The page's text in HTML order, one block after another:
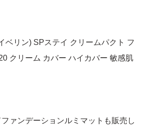
ベリン) SPステイ クリームパクト フ
クリーム カバー ハイカバー 敏感肌
ァンデーションルミマットも販売し